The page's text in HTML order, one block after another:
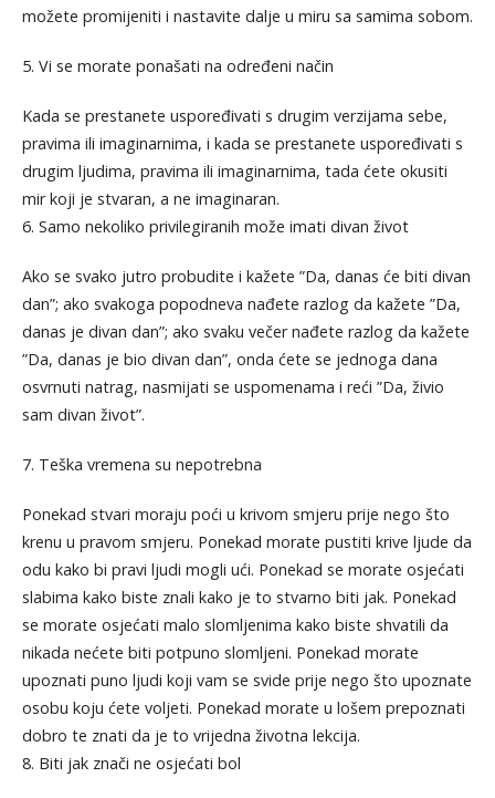
možete promijeniti i nastavite dalje u miru sa samima sobom.
5. Vi se morate ponašati na određeni način
Kada se prestanete uspoređivati s drugim verzijama sebe,
pravima ili imaginarnima, i kada se prestanete uspoređivati s
drugim ljudima, pravima ili imaginarnima, tada ćete okusiti
mir koji je stvaran, a ne imaginaran.
6. Samo nekoliko privilegiranih može imati divan život
Ako se svako jutro probudite i kažete ”Da, danas će biti divan
dan”; ako svakoga popodneva nađete razlog da kažete ”Da,
danas je divan dan”; ako svaku večer nađete razlog da kažete
”Da, danas je bio divan dan”, onda ćete se jednoga dana
osvrnuti natrag, nasmijati se uspomenama i reći ”Da, živio
sam divan život”.
7. Teška vremena su nepotrebna
Ponekad stvari moraju poći u krivom smjeru prije nego što
krenu u pravom smjeru. Ponekad morate pustiti krive ljude da
odu kako bi pravi ljudi mogli ući. Ponekad se morate osjećati
slabima kako biste znali kako je to stvarno biti jak. Ponekad
se morate osjećati malo slomljenima kako biste shvatili da
nikada nećete biti potpuno slomljeni. Ponekad morate
upoznati puno ljudi koji vam se svide prije nego što upoznate
osobu koju ćete voljeti. Ponekad morate u lošem prepoznati
dobro te znati da je to vrijedna životna lekcija.
8. Biti jak znači ne osjećati bol